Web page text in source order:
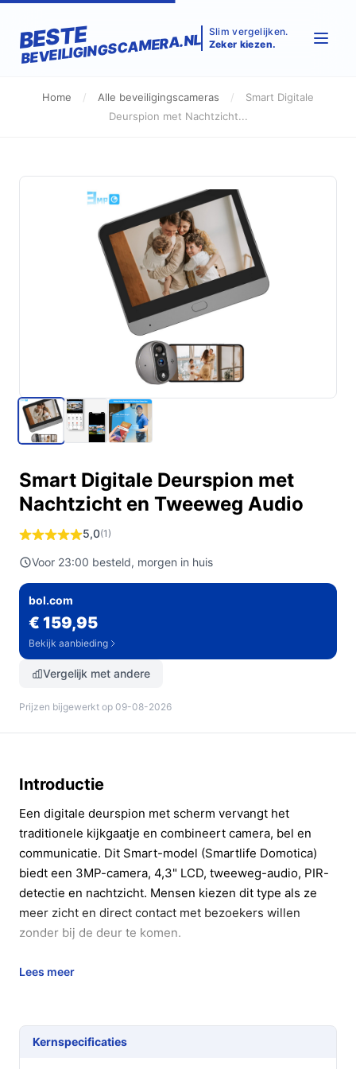
BESTE
BEVEILIGINGSCAMERA.NL Slim vergelijken.
Zeker kiezen.
Home / Alle beveiligingscameras /
Smart Digitale
Deurspion met Nachtzicht...
Smart Digitale Deurspion met
Nachtzicht en Tweeweg Audio
5,0(1)
Voor 23:00 besteld, morgen in huis
bol.com
€ 159,95
Bekijk aanbieding
Vergelijk met andere
Prijzen bijgewerkt op 09-08-2026
Introductie
Een digitale deurspion met scherm vervangt het
traditionele kijkgaatje en combineert camera, bel en
communicatie. Dit Smart-model (Smartlife Domotica)
biedt een 3MP-camera, 4,3" LCD, tweeweg-audio, PIR-
detectie en nachtzicht. Mensen kiezen dit type als ze
meer zicht en direct contact met bezoekers willen
zonder bij de deur te komen.
In 20 seconden beslissen
batterij (5000mAh) voor huis of kantoor.
Lees meer
Kernspecificaties